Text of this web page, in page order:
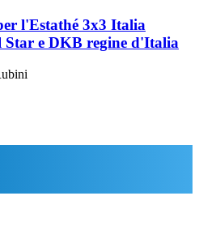
l'Estathé 3x3 Italia
Star e DKB regine d'Italia